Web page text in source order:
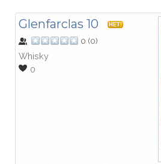
Glenfarclas 10 HET!
0 (0)
Whisky
0